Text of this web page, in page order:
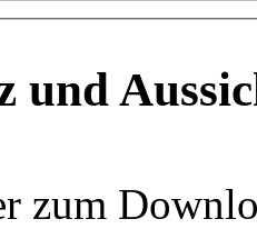
und
zum